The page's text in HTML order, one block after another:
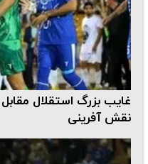
غایب بزرگ استقلال
نقش آفرینی